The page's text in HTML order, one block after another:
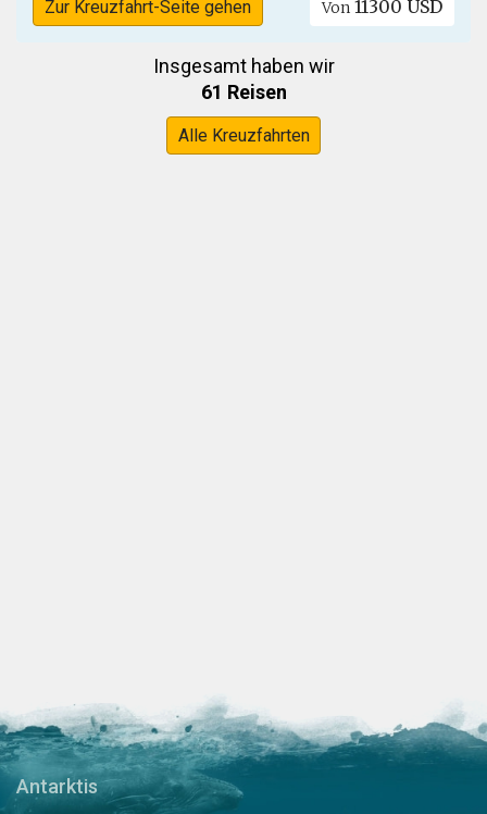
Zur Kreuzfahrt-Seite gehen Von 11300 USD
Insgesamt haben wir
61 Reisen
Alle Kreuzfahrten
Antarktis